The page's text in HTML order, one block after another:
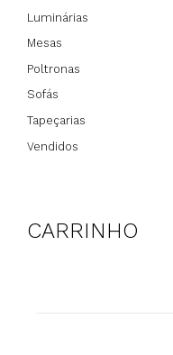
Luminárias
Mesas
Poltronas
Sofás
Tapeçarias
Vendidos
CARRINHO